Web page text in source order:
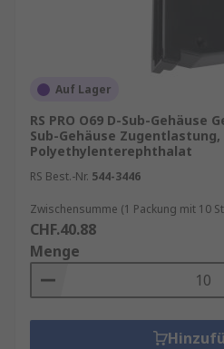
Auf Lager
RS PRO O69 D-Sub-Gehäuse
Sub-Gehäuse Zugentlastung,
Polyethylenterephthalat
RS Best.-Nr. 544-3446
Zwischensumme (1 Packung mit 10
CHF.40.88
Menge